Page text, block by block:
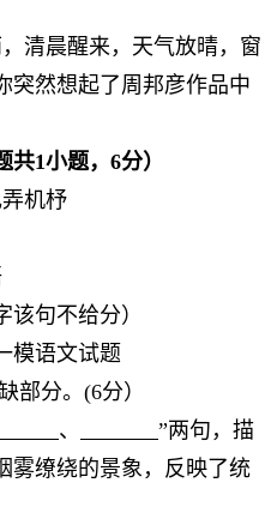
清晨醒来，天气放晴，窗
突然想起了周邦彦作品中
共1小题，6分）
机杼
该句不给分）
模语文试题
部分。(6分）
、
”两句，描
雾缭绕的景象，反映了统